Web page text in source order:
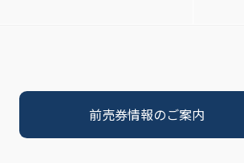
前売券情報のご案内